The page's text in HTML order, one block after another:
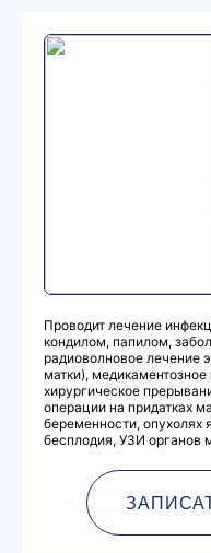
Проводит лечение
кондилом, папилом,
радиоволновое лечение
матки),
хирургическое
операции на придатках
беременности, опухолях
бесплодия, УЗИ органов